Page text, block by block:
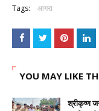
Tags: आगरा
YOU MAY LIKE
श्रीकृष्ण